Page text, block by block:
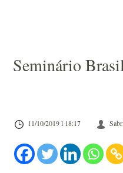
Seminário
11/10/2019 l 18:17